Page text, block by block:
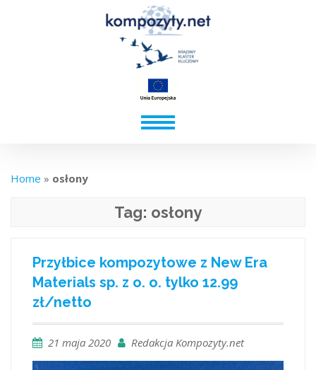
Home » osłony
Tag: osłony
Przyłbice kompozytowe z New Era
Materials sp. z o. o. tylko 12.99
zł/netto
21 maja 2020 Redakcja Kompozyty.net